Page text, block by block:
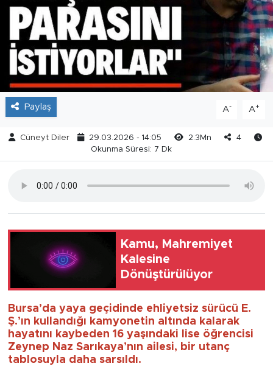
Paylaş A- A+
Cüneyt Diler 29.03.2026 - 14:05 2.3Mn
4
Okunma Süresi: 7 Dk
Kamu, Mahremiyet
Kalesine
Dönüştürülüyor
Bursa’da yaya geçidinde ehliyetsiz sürücü E.
Ş.’ın kullandığı kamyonetin altında kalarak
hayatını kaybeden 16 yaşındaki lise öğrencisi
Zeynep Naz Sarıkaya’nın ailesi, bir utanç
tablosuyla daha sarsıldı.